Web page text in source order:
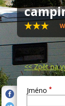
<<Zpět na
Jméno *